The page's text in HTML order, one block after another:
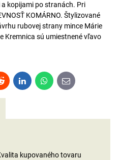
kopijami po stranách. Pri
KOMÁRNO. Štylizované
rubovej strany mince Márie
Kremnica sú umiestnené vľavo
Reddit LinkedInWhatsApp
E-
mail
kupovaného tovaru